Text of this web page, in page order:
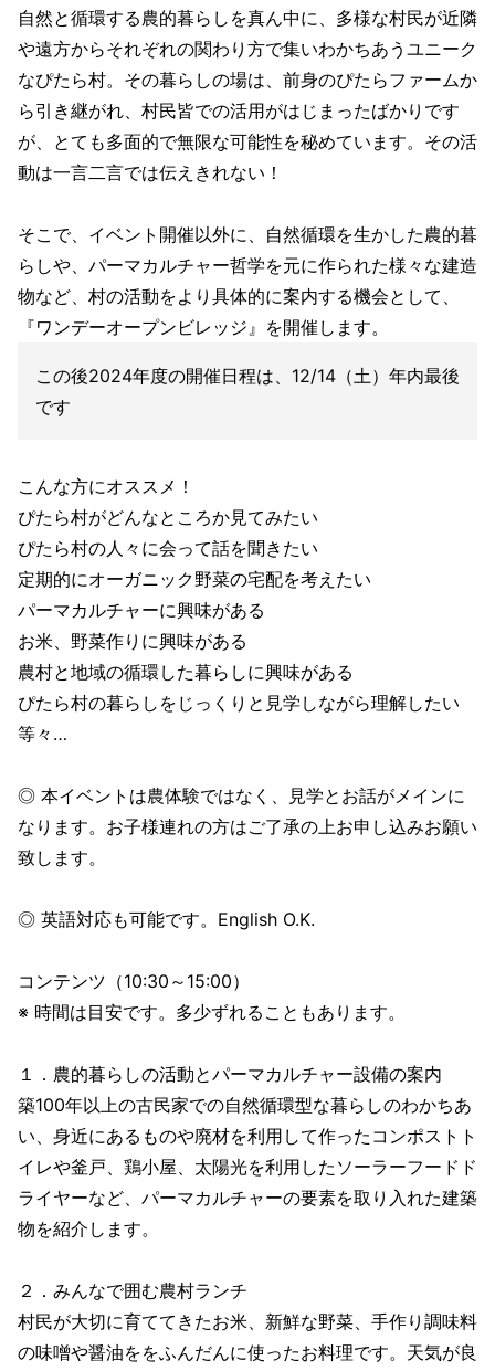
自然と循環する農的暮らしを真ん中に、多様な村民が近隣
や遠方からそれぞれの関わり方で集いわかちあうユニーク
なぴたら村。その暮らしの場は、前身のぴたらファームか
ら引き継がれ、村民皆での活用がはじまったばかりです
が、とても多面的で無限な可能性を秘めています。その活
動は一言二言では伝えきれない！
そこで、イベント開催以外に、自然循環を生かした農的暮
らしや、パーマカルチャー哲学を元に作られた様々な建造
物など、村の活動をより具体的に案内する機会として、
『ワンデーオープンビレッジ』を開催します。
この後2024年度の開催日程は、12/14（土）年内最後
です
こんな方にオススメ！
ぴたら村がどんなところか見てみたい
ぴたら村の人々に会って話を聞きたい
定期的にオーガニック野菜の宅配を考えたい
パーマカルチャーに興味がある
お米、野菜作りに興味がある
農村と地域の循環した暮らしに興味がある
ぴたら村の暮らしをじっくりと見学しながら理解したい
等々…
◎ 本イベントは農体験ではなく、見学とお話がメインに
なります。お子様連れの方はご了承の上お申し込みお願い
致します。
◎ 英語対応も可能です。English O.K.
コンテンツ（10:30～15:00）
※ 時間は目安です。多少ずれることもあります。
１．農的暮らしの活動とパーマカルチャー設備の案内
築100年以上の古民家での自然循環型な暮らしのわかちあ
い、身近にあるものや廃材を利用して作ったコンポストト
イレや釜戸、鶏小屋、太陽光を利用したソーラーフードド
ライヤーなど、パーマカルチャーの要素を取り入れた建築
物を紹介します。
２．みんなで囲む農村ランチ
村民が大切に育ててきたお米、新鮮な野菜、手作り調味料
の味噌や醤油ををふんだんに使ったお料理です。天気が良